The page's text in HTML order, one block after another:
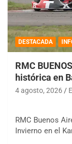
DESTACADA
RMC
histórica en
4 agosto, 2026
RMC Buenos
Invierno en el